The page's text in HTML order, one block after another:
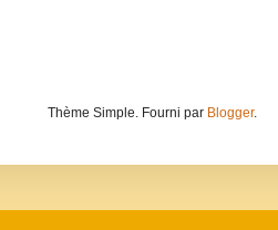
Thème Simple. Fourni par Blogger.